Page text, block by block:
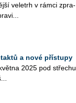
ve­letrh v rámci zpra­
a nové přístupy
2025 pod stře­chu